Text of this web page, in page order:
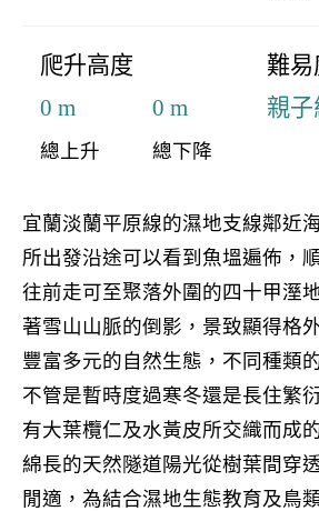
爬升高度
0 m
總上升
0 m
總下降
難易
親子
宜蘭淡蘭平原線的濕地支線鄰近
所出發沿途可以看到魚塭遍佈，
往前走可至聚落外圍的四十甲溼
著雪山山脈的倒影，景致顯得格
豐富多元的自然生態，不同種類
不管是暫時度過寒冬還是長住繁
有大葉欖仁及水黃皮所交織而成
綿長的天然隧道陽光從樹葉間穿
閒適，為結合濕地生態教育及鳥